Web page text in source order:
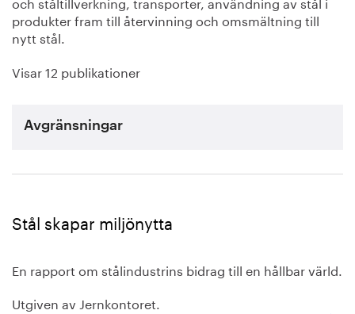
produkter fram till återvinning och omsmältning till
nytt stål.
Visar 12 publikationer
Avgränsningar
Stål skapar miljönytta
En rapport om stålindustrins bidrag till en hållbar värld.
Utgiven av Jernkontoret.